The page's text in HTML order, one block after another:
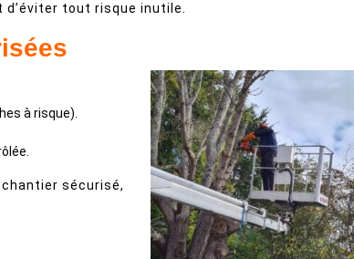
tout risque inutile.
à risque).
sécurisé,